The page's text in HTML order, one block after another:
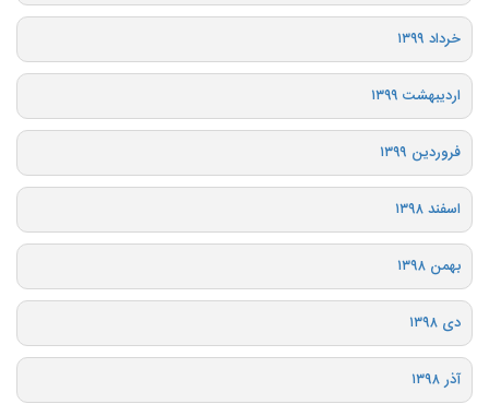
خرداد ۱۳۹۹
اردیبهشت ۱۳۹۹
فروردین ۱۳۹۹
اسفند ۱۳۹۸
بهمن ۱۳۹۸
دی ۱۳۹۸
آذر ۱۳۹۸